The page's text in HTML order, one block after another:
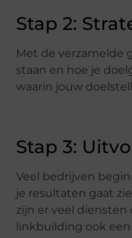
Stap 2:
Met de verzamelde
staan en hoe je
waarin jouw
Stap 3:
Veel bedrijven
je resultaten gaat
zijn er veel diensten
linkbuilding ook